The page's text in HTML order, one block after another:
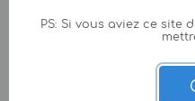
PS: Si vous aviez ce site